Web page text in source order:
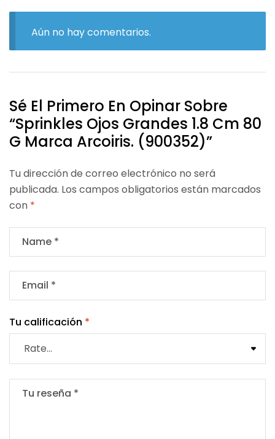
Aún no hay comentarios.
Sé El Primero En Opinar Sobre
“Sprinkles Ojos Grandes 1.8 Cm 80
G Marca Arcoiris. (900352)”
Tu dirección de correo electrónico no será
publicada. Los campos obligatorios están marcados
con *
Tu calificación *